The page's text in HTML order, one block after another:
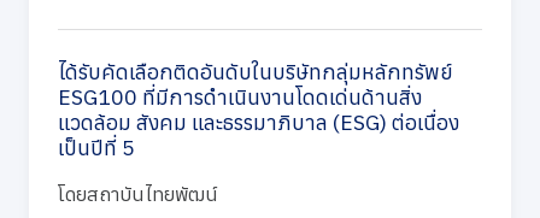
ได้รับคัดเลือกติดอันดับในบริษัทกลุ่มหลักทรัพย์
ESG100 ที่มีการดำเนินงานโดดเด่นด้านสิ่ง
แวดล้อม สังคม และธรรมาภิบาล (ESG) ต่อเนื่อง
เป็นปีที่ 5
โดยสถาบันไทยพัฒน์